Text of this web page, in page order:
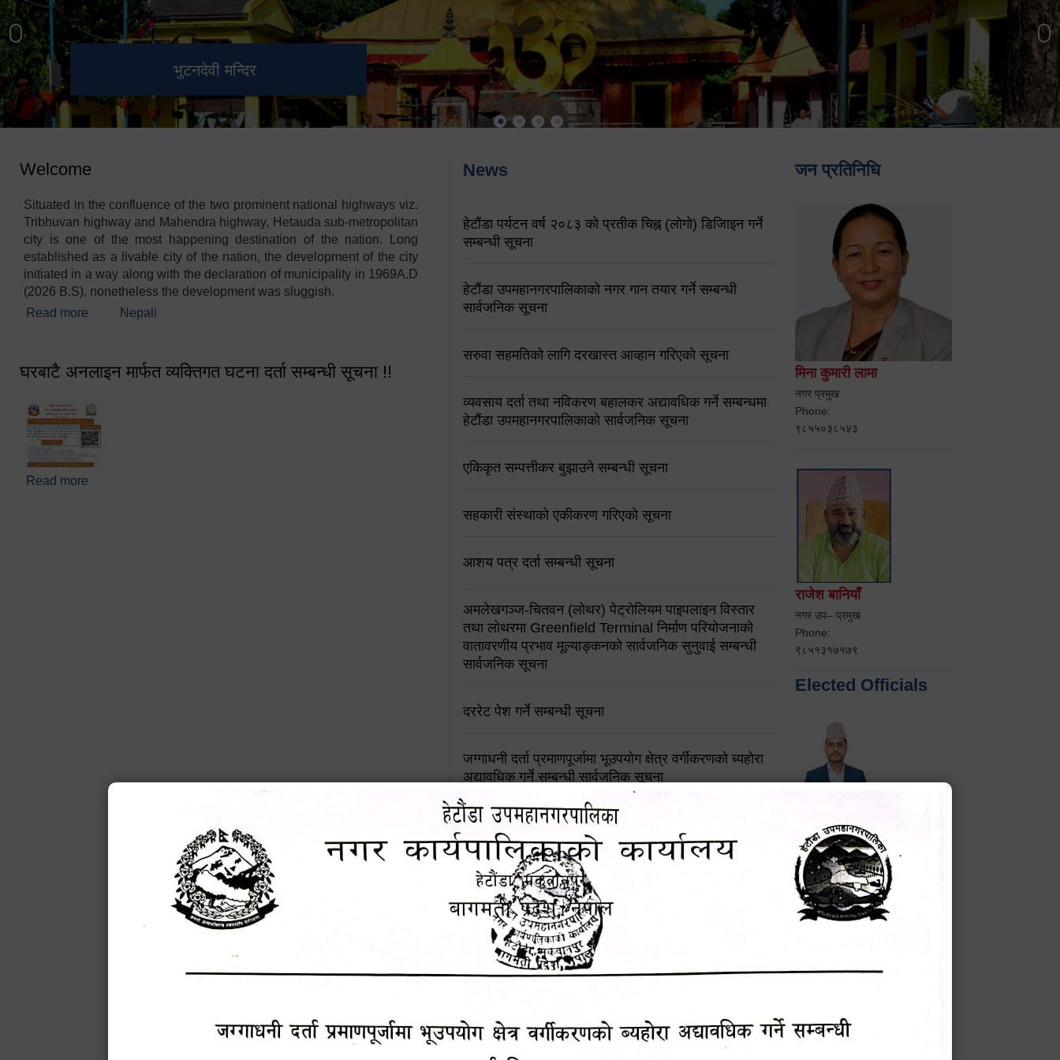
भुटनदेवी मन्दिर
स्मारक
हेटौंडा उपमहानगरपालिका नगर
कार्यपालिकाको कार्यालय
मनकामना डाँडाबाट देखिएको दृश्य
Welcome
Situated in the confluence of the two prominent national highways viz.
Tribhuvan highway and Mahendra highway, Hetauda sub-metropolitan
city is one of the most happening destination of the nation. Long
established as a livable city of the nation, the development of the city
initiated in a way along with the declaration of municipality in 1969A.D
(2026 B.S), nonetheless the development was sluggish.
Read more about Welcome
Nepali
घरबाटै अनलाइन मार्फत व्यक्तिगत घटना दर्ता सम्बन्धी सूचना !!
Read more
News
हेटौंडा पर्यटन वर्ष २०८३ को प्रतीक चिह्न (लोगो) डिजिाइन गर्ने
सम्बन्धी सूचना
हेटौंडा उपमहानगरपालिकाको नगर गान तयार गर्ने सम्बन्धी
सार्वजनिक सूचना
सरुवा सहमतिको लागि दरखास्त आव्हान गरिएको सूचना
व्यवसाय दर्ता तथा नविकरण बहालकर अद्यावधिक गर्ने सम्बन्धमा
हेटौंडा उपमहानगरपालिकाको सार्वजनिक सूचना
एकिकृत सम्पत्तीकर बुझाउने सम्बन्धी सूचना
सहकारी संस्थाको एकीकरण गरिएको सूचना
आशय पत्र दर्ता सम्बन्धी सूचना
अमलेखगञ्ज-चितवन (लोथर) पेट्रोलियम पाइपलाइन विस्तार
तथा लोथरमा Greenfield Terminal निर्माण परियोजनाको
वातावरणीय प्रभाव मूल्याङ्कनको सार्वजनिक सुनुवाई सम्बन्धी
सार्वजनिक सूचना
दररेट पेश गर्ने सम्बन्धी सूचना
जग्गाधनी दर्ता प्रमाणपूर्जामा भूउपयोग क्षेत्र वर्गीकरणको ब्यहोरा
अद्यावधिक गर्ने सम्बन्धी सार्वजनिक सूचना
आशय पत्र दर्ता सम्बन्धी सूचना
शिक्षक सरुवा सहमतिका लागि दरखास्त आव्हान सम्बन्धी सूचना !
हेटौंडा उपमहानगरपालिकाको सूची दर्ता सम्बन्धी सूचना
चुरियामाई सुरुङको संरक्षण तथा व्यवस्थापनको जिम्मेवारी
पोषाक र परिचयपत्र अनिवार्य लगाउने सम्बन्धमा ।
जन प्रतिनिधि
मिना कुमारी लामा
नगर प्रमुख
Phone:
९८५५०३८५४३
राजेश बानियाँ
नगर उप– प्रमुख
Phone:
९८५१३१७१७९
Elected Officials
प्रमुख प्रशासकीय अधिकृत
Phone: 9855010111
सविन न्यौपाने